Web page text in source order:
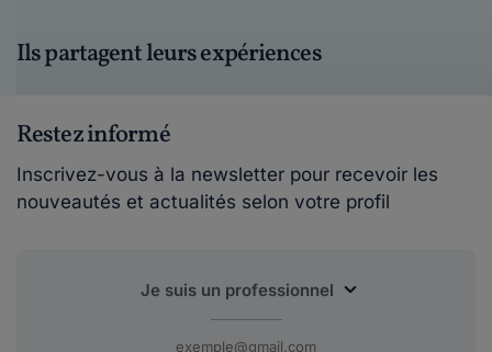
Ils partagent leurs expériences
Restez informé
Inscrivez-vous à la newsletter pour recevoir les
nouveautés et actualités selon votre profil